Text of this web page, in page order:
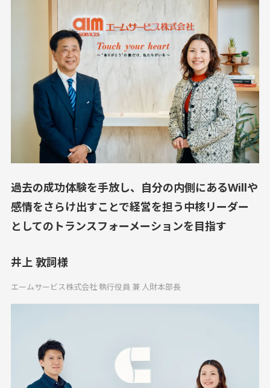
過去の成功体験を手放し、自分の内側にあるWillや
感情をさらけ出すことで経営を担う中核リーダー
としてのトランスフォーメーションを目指す
井上 敦詞様
エームサービス株式会社 執行役員 兼 人財本部長